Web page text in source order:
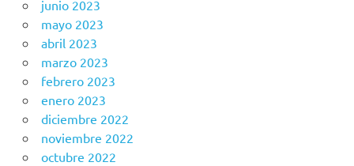
junio 2023
mayo 2023
abril 2023
marzo 2023
febrero 2023
enero 2023
diciembre 2022
noviembre 2022
octubre 2022